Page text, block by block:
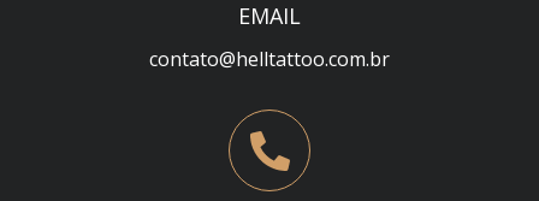
EMAIL
contato@helltattoo.com.br